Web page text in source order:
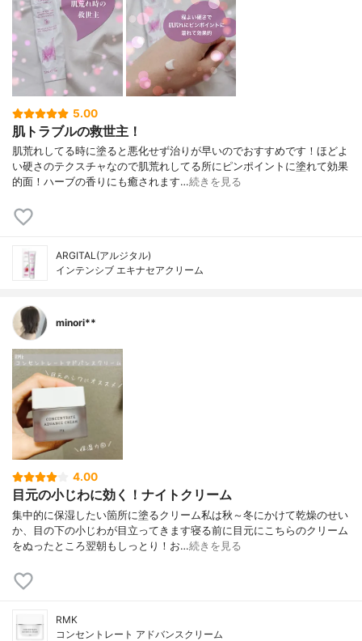
5.00
肌トラブルの救世主！
肌荒れしてる時に塗ると悪化せず治りが早いのでおすすめです！ほどよ
い硬さのテクスチャなので肌荒れしてる所にピンポイントに塗れて効果
的面！ハーブの香りにも癒されます…続きを見る
ARGITAL(アルジタル)
インテンシブ エキナセアクリーム
minori**
4.00
目元の小じわに効く！ナイトクリーム
集中的に保湿したい箇所に塗るクリーム私は秋～冬にかけて乾燥のせい
か、目の下の小じわが目立ってきます寝る前に目元にこちらのクリーム
をぬったところ翌朝もしっとり！お…続きを見る
RMK
コンセントレート アドバンスクリーム